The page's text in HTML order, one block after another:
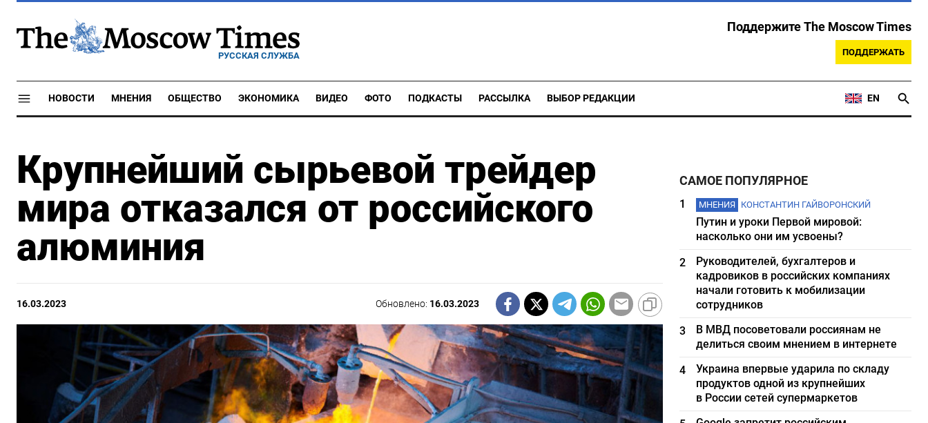
РУССКАЯ СЛУЖБА
Поддержите The Moscow Times
ПОДДЕРЖАТЬ
НОВОСТИ МНЕНИЯ ОБЩЕСТВО ЭКОНОМИКА ВИДЕО ФОТО ПОДКАСТЫ РАССЫЛКА ВЫБОР РЕДАКЦИИ EN
Крупнейший сырьевой трейдер
мира отказался от российского
алюминия
16.03.2023 Обновлено: 16.03.2023
САМОЕ ПОПУЛЯРНОЕ
1 МНЕНИЯ КОНСТАНТИН ГАЙВОРОНСКИЙ
Путин и уроки Первой мировой:
насколько они им усвоены?
2
Руководителей, бухгалтеров и
кадровиков в российских компаниях
начали готовить к мобилизации
сотрудников
3
В МВД посоветовали россиянам не
делиться своим мнением в интернете
4
Украина впервые ударила по складу
продуктов одной из крупнейших
в России сетей супермаркетов